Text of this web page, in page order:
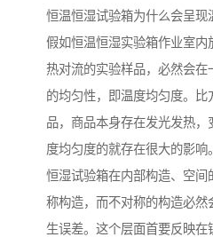
恒温恒湿试验箱为什么会呈现
假如恒温恒湿实验箱作业室
热对流的实验样品，必然会
的均匀性，即温度均匀度。
品，商品本身存在发光发热，
度均匀度的就存在很大的影响
恒湿试验箱在内部构造、空
称构造，而不对称的构造必
生误差。这个层面首要反映